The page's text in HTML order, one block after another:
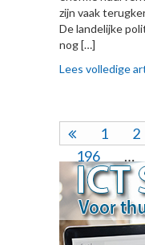
zijn vaak
De landelijke
nog […]
Lees volledige
1 2
196
…